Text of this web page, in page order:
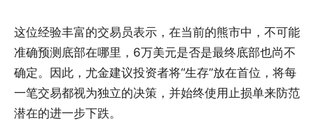
这位经验丰富的交易员表示，在当前的熊市中，不可能
准确预测底部在哪里，6万美元是否是最终底部也尚不
确定。因此，尤金建议投资者将“生存”放在首位，将每
一笔交易都视为独立的决策，并始终使用止损单来防范
潜在的进一步下跌。